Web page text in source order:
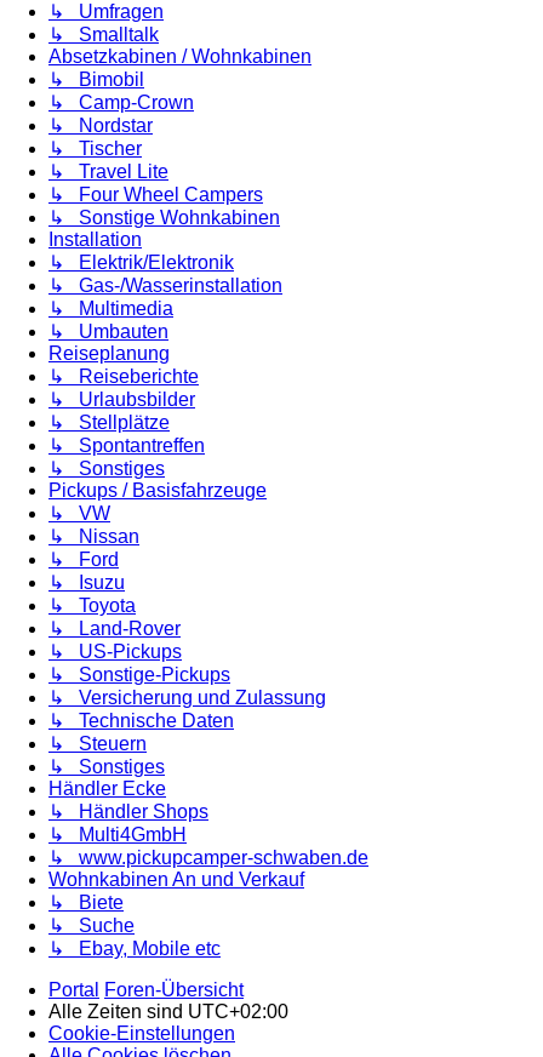
↳ Umfragen
↳ Smalltalk
Absetzkabinen / Wohnkabinen
↳ Bimobil
↳ Camp-Crown
↳ Nordstar
↳ Tischer
↳ Travel Lite
↳ Four Wheel Campers
↳ Sonstige Wohnkabinen
Installation
↳ Elektrik/Elektronik
↳ Gas-/Wasserinstallation
↳ Multimedia
↳ Umbauten
Reiseplanung
↳ Reiseberichte
↳ Urlaubsbilder
↳ Stellplätze
↳ Spontantreffen
↳ Sonstiges
Pickups / Basisfahrzeuge
↳ VW
↳ Nissan
↳ Ford
↳ Isuzu
↳ Toyota
↳ Land-Rover
↳ US-Pickups
↳ Sonstige-Pickups
↳ Versicherung und Zulassung
↳ Technische Daten
↳ Steuern
↳ Sonstiges
Händler Ecke
↳ Händler Shops
↳ Multi4GmbH
↳ www.pickupcamper-schwaben.de
Wohnkabinen An und Verkauf
↳ Biete
↳ Suche
↳ Ebay, Mobile etc
Portal
Foren-Übersicht
Alle Zeiten sind UTC+02:00
Cookie-Einstellungen